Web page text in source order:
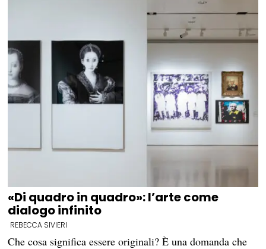
«Di quadro in quadro»: l’arte come
dialogo infinito
REBECCA SIVIERI
Che cosa significa essere originali? È una domanda che